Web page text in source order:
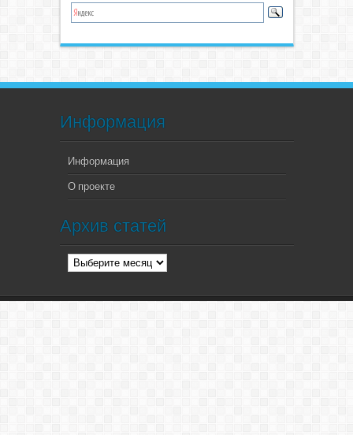
Информация
Информация
О проекте
Архив статей
Архив
статей